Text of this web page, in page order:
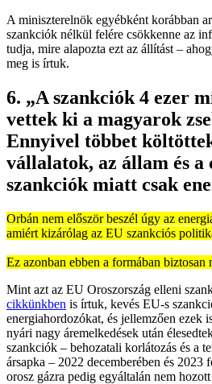
A miniszterelnök egyébként korábban
szankciók nélkül felére csökkenne az
tudja, mire alapozta ezt az állítást –
meg is írtuk.
6. „A szankciók 4 ezer
vettek ki a magyarok
Ennyivel többet
vállalatok, az állam és a
szankciók miatt csak
Orbán nem először beszél úgy az
amiért kizárólag az EU szankciós
Ez azonban ebben a formában biztosan
Mint azt az EU Oroszország elleni
cikkünkben is írtuk, kevés EU-s
energiahordozókat, és jellemzően ezek
nyári nagy áremelkedések után
szankciók – behozatali korlátozás és a
ársapka – 2022 decemberében és 2023
orosz gázra pedig egyáltalán nem